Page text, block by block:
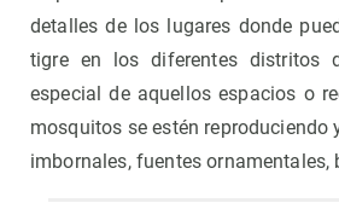
detalles de los lugares donde
tigre en los diferentes distritos
especial de aquellos espacios o
mosquitos se estén reproduciendo
imbornales, fuentes ornamentales,